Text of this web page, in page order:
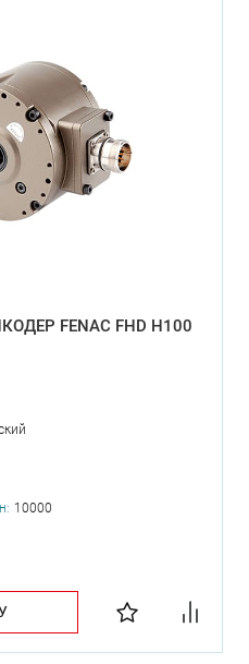
FENAC FHD H100
10000